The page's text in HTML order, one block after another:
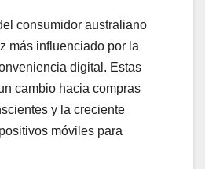
consumidor australiano
más influenciado por la
digital. Estas
cambio hacia compras
y la creciente
móviles para